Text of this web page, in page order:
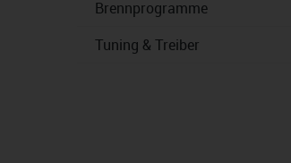
Brennprogramme
Tuning & Treiber